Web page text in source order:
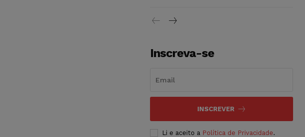
Inscreva-se
INSCREVER
Li e aceito a Política de Privacidade.